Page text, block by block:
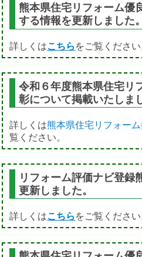
熊本県住宅リフォーム優
する情報を更新しました。
詳しくはこちら をご覧ください
令和６年度熊本県住宅リ
彰について掲載いたしま
詳しくは熊本県住宅リフォー
覧ください。
リフォーム評価ナビ登録
更新しました。
詳しくはこちら をご覧ください